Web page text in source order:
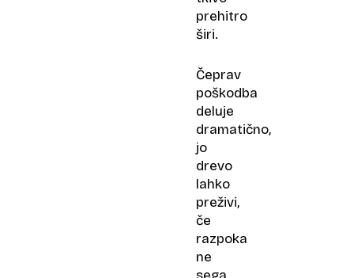
prehitro
širi.
Čeprav
poškodba
deluje
dramatično,
jo
drevo
lahko
preživi,
če
razpoka
ne